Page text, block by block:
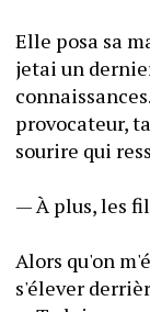
Elle posa sa
jetai un
provocateur,
sourire qui
— À plus, les
Alors qu'on
s'élever